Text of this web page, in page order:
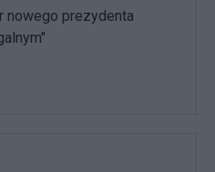
nowego prezydenta